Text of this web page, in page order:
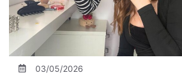
03/05/2026